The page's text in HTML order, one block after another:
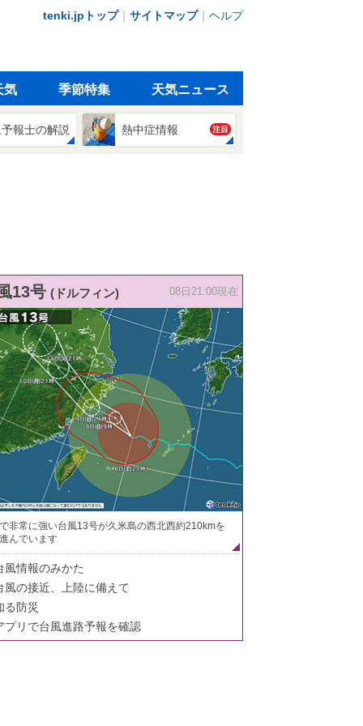
tenki.jpトップ｜ サイトマップ｜ ヘルプ
気 季節特集 天気ニュース
報士の解説 熱中症情報 注目
13号 (ドルフィン) 08日21:00現在
非常に強い台風13号が久米島の西北西約210kmを
んでいます
風情報のみかた
風の接近、上陸に備えて
る防災
プリで台風進路予報を確認